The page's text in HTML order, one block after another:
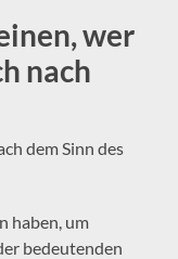
wer
nach
dem Sinn des
haben, um
bedeutenden